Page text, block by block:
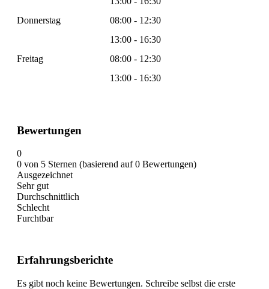
Donnerstag
08:00 - 12:30
13:00 - 16:30
Freitag
08:00 - 12:30
13:00 - 16:30
Bewertungen
0
0 von 5 Sternen (basierend auf 0 Bewertungen)
Ausgezeichnet
Sehr gut
Durchschnittlich
Schlecht
Furchtbar
Erfahrungsberichte
Es gibt noch keine Bewertungen. Schreibe selbst die erste